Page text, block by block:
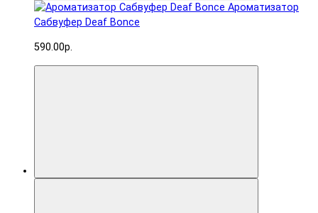
Ароматизатор
Сабвуфер Deaf Bonce
590.00р.